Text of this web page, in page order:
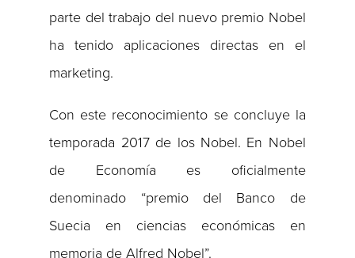
parte del trabajo del nuevo premio Nobel
ha tenido aplicaciones directas en el
marketing.
Con este reconocimiento se concluye la
temporada 2017 de los Nobel. En Nobel
de Economía es oficialmente
denominado “premio del Banco de
Suecia en ciencias económicas en
memoria de Alfred Nobel”.